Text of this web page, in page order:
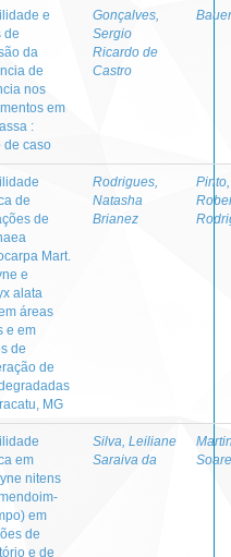
e
de
da
de
nos
em
:
de caso
Gonçalves,
Sergio
Ricardo de
Castro
de
de
Mart.
e
alata
áreas
e em
de
de
MG
Rodrigues,
Natasha
Brianez
em
nitens
em
de
e de
Silva, Leiliane
Saraiva da